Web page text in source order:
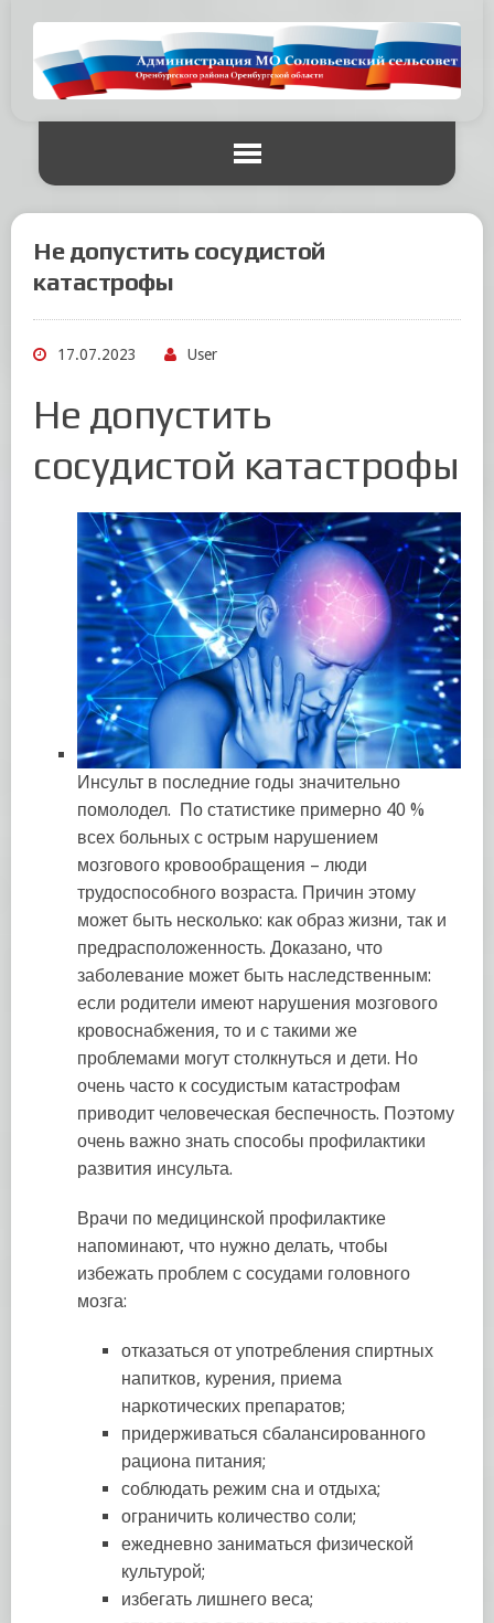
Не допустить сосудистой
катастрофы
17.07.2023 User
Не допустить
сосудистой катастрофы
Инсульт в последние годы значительно
помолодел. По статистике примерно 40 %
всех больных с острым нарушением
мозгового кровообращения – люди
трудоспособного возраста. Причин этому
может быть несколько: как образ жизни, так и
предрасположенность. Доказано, что
заболевание может быть наследственным:
если родители имеют нарушения мозгового
кровоснабжения, то и с такими же
проблемами могут столкнуться и дети. Но
очень часто к сосудистым катастрофам
приводит человеческая беспечность. Поэтому
очень важно знать способы профилактики
развития инсульта.
Врачи по медицинской профилактике
напоминают, что нужно делать, чтобы
избежать проблем с сосудами головного
мозга:
отказаться от употребления спиртных
напитков, курения, приема
наркотических препаратов;
придерживаться сбалансированного
рациона питания;
соблюдать режим сна и отдыха;
ограничить количество соли;
ежедневно заниматься физической
культурой;
избегать лишнего веса;